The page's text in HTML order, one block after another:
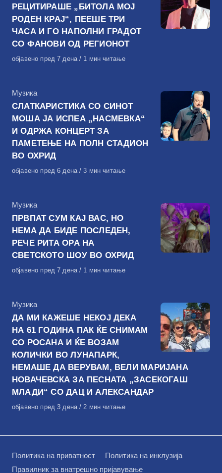
РЕЦИТИРАШЕ „БИТОЛА МОЈ
РОДЕН КРАЈ“, ПЕЕШЕ ТРИ
ЧАСА И ГО НАПОЛНИ ГРАДОТ
СО ФАНОВИ ОД РЕГИОНОТ
Објавено
објавено пред 7 дена 1 мин читање
КАтегорија
Музика
СЛАТКАРИСТИКА СО СИНОТ
МОША ЈА ИСПЕА „НАСМЕВКА“
И ОДРЖА КОНЦЕРТ ЗА
ПАМЕТЕЊЕ НА ПОЛН СТАДИОН
ВО ОХРИД
Објавено
објавено пред 6 дена 3 мин читање
КАтегорија
Музика
ПРВПАТ СУМ КАЈ ВАС, НО
НЕМА ДА БИДЕ ПОСЛЕДЕН,
РЕЧЕ РИТА ОРА НА
СВЕТСКОТО ШОУ ВО ОХРИД
Објавено
објавено пред 7 дена 1 мин читање
КАтегорија
Музика
ДА МИ КАЖЕШЕ НЕКОЈ ДЕКА
НА 61 ГОДИНА ПАК ЌЕ СНИМАМ
СО РОСАНА И ЌЕ ВОЗАМ
КОЛИЧКИ ВО ЛУНАПАРК,
НЕМАШЕ ДА ВЕРУВАМ, ВЕЛИ МАРИЈАНА
НОВАЧЕВСКА ЗА ПЕСНАТА „ЗАСЕКОГАШ
МЛАДИ“ СО ДАЦ И АЛЕКСАНДАР
Објавено
објавено пред 3 дена 2 мин читање
Политика на приватност
Политика на инклузија
Правилник за внатрешно пријавување